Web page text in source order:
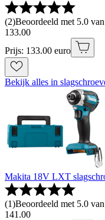
(2)Beoordeeld met 5.0
133.00
Prijs: 133.00 euro
Bekijk alles in
Makita 18V LXT
(1)Beoordeeld met 5.0
141 .00